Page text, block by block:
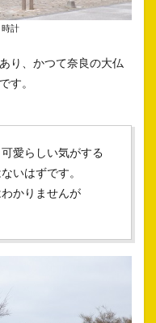
計
り、かつて奈良の大仏
す。
愛らしい気がする
いはずです。
かりませんが